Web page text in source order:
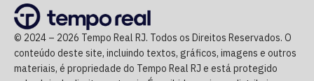
milionários para gestão e assistência hospitalar.
O maior montante individual figura no TAC nº 2252/2026,
com a empresa Bravo Assessoria e Serviços Empresariais
Ltda., no valor de R$ 5.011.009,23, relativo a serviços de
© 2024 – 2026 Tempo Real RJ. Todos os Direitos Reservados. O
conteúdo deste site, incluindo textos, gráficos, imagens e outros
materiais, é propriedade do Tempo Real RJ e está protegido